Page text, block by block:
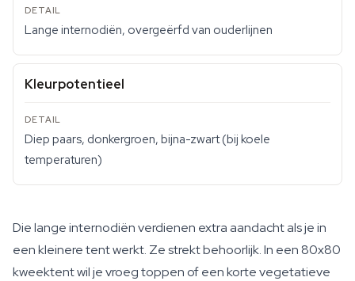
Lange internodiën, overgeërfd van ouderlijnen
Kleurpotentieel
Diep paars, donkergroen, bijna-zwart (bij koele
temperaturen)
Die lange internodiën verdienen extra aandacht als je in
een kleinere tent werkt. Ze strekt behoorlijk. In een 80x80
kweektent wil je vroeg toppen of een korte vegetatieve